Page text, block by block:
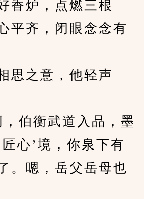
炉，点燃三根
平齐，闭眼念念有
之意，他轻声
伯衡武道入品，墨
心’境，你泉下有
。嗯，岳父岳母也